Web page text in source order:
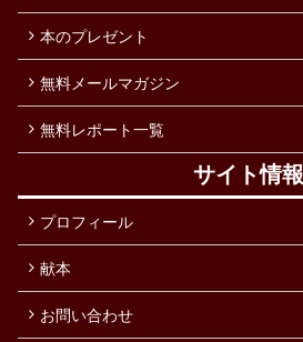
本のプレゼント
無料メールマガジン
無料レポート一覧
サイト情報
プロフィール
献本
お問い合わせ